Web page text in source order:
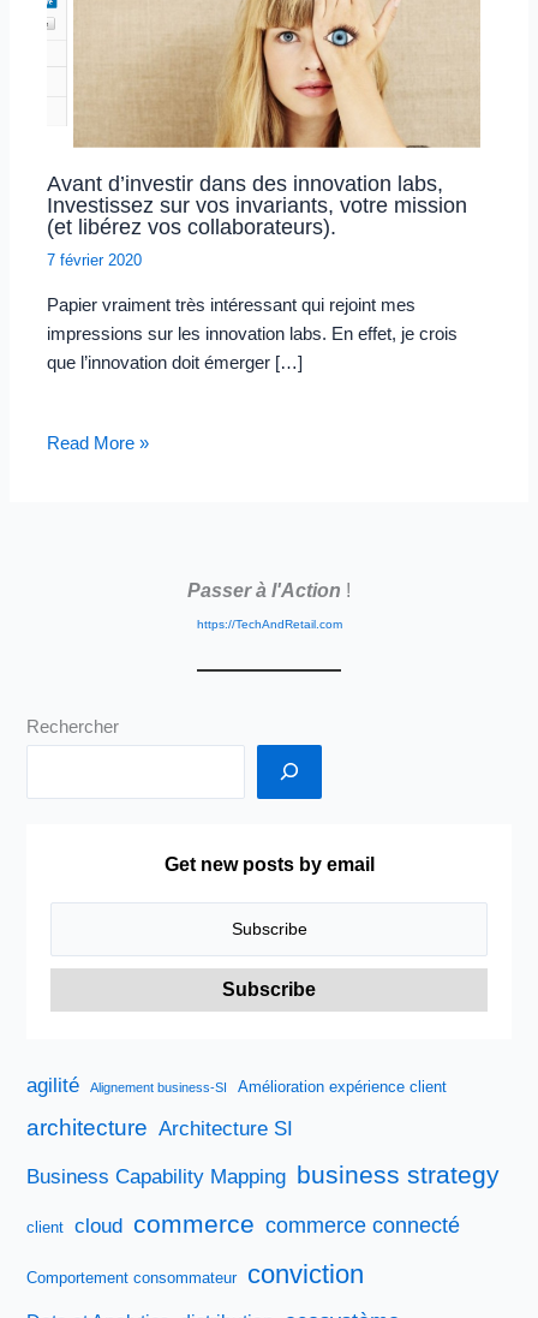
Avant d’investir dans des innovation labs,
Investissez sur vos invariants, votre mission
(et libérez vos collaborateurs).
7 février 2020
Papier vraiment très intéressant qui rejoint mes
impressions sur les innovation labs. En effet, je crois
que l’innovation doit émerger […]
Read More »
Passer à l'Action !
https://TechAndRetail.com
Rechercher
Get new posts by email
agilité Alignement business-SI Amélioration expérience client
architecture Architecture SI
Business Capability Mapping business strategy
client cloud commerce commerce connecté
Comportement consommateur conviction